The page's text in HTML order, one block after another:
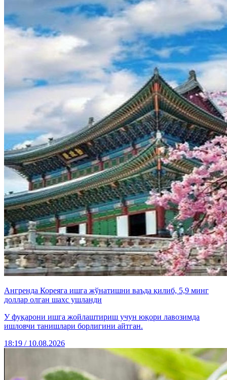
Ангренда Кореяга ишга жўнатишни ваъда қилиб, 5,9 минг
доллар олган шахс ушланди
У фуқарони ишга жойлаштириш учун юқори лавозимда
ишловчи танишлари борлигини айтган.
18:19 / 10.08.2026